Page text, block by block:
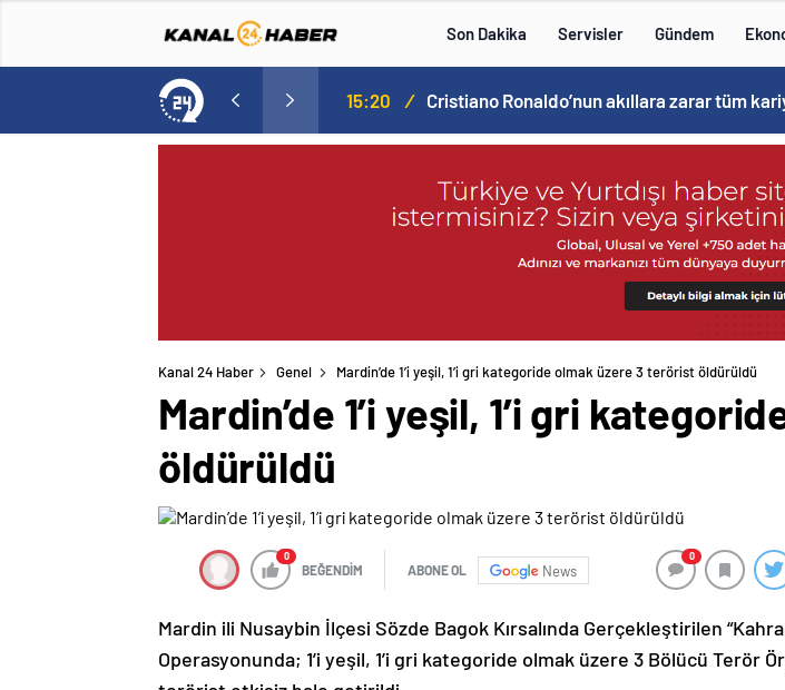
Son Dakika Servisler Gündem
Norweç silahlı kuvvetleri kadınlardan oluşan özel kuvvetler eğitimlerini başlattı. 15:20 /
Kanal 24 Haber Genel Mardin’de 1’i yeşil, 1’i gri kategoride olmak üzere 3 terörist öldürüldü
Mardin’de 1’i yeşil, 1’i gri
öldürüldü
0
BEĞENDİM ABONE OL News
0
Mardin ili Nusaybin İlçesi Sözde Bagok Kırsalında Gerçekleştirilen
Operasyonunda; 1’i yeşil, 1’i gri kategoride olmak üzere 3 Bölücü Terör